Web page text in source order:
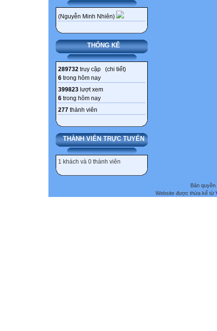
(Nguyễn Minh Nhiên)
THỐNG KÊ
289732 truy cập (chi tiết)
6 trong hôm nay
399823 lượt xem
6 trong hôm nay
277 thành viên
THÀNH VIÊN TRỰC TUYẾN
1 khách và 0 thành viên
Bản
Website được thừa kế từ